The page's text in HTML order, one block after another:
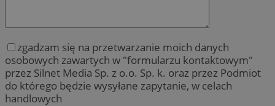
zgadzam się na przetwarzanie moich danych
osobowych zawartych w "formularzu kontaktowym"
przez Silnet Media Sp. z o.o. Sp. k. oraz przez Podmiot
do którego będzie wysyłane zapytanie, w celach
handlowych